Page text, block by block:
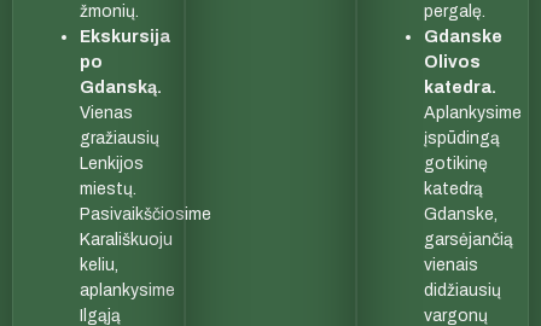
žmonių.
Ekskursija
po
Gdanską.
Vienas
gražiausių
Lenkijos
miestų.
Pasivaikščiosime
Karališkuoju
keliu,
aplankysime
Ilgąją
pergalę.
Gdanske
Olivos
katedra.
Aplankysime
įspūdingą
gotikinę
katedrą
Gdanske,
garsėjančią
vienais
didžiausių
vargonų